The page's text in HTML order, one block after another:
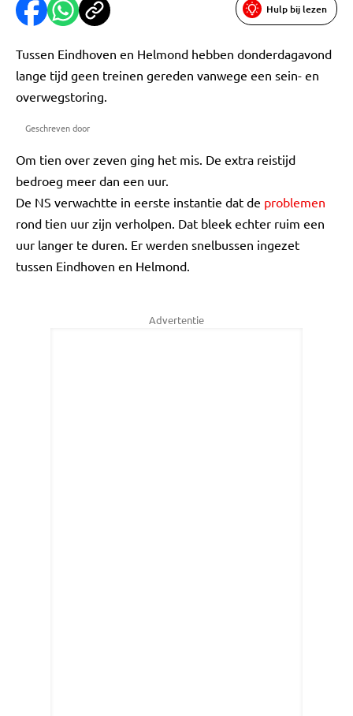
Hulp bij lezen
Tussen Eindhoven en Helmond hebben donderdagavond
lange tijd geen treinen gereden vanwege een sein- en
overwegstoring.
Geschreven door
Om tien over zeven ging het mis. De extra reistijd
bedroeg meer dan een uur.
De NS verwachtte in eerste instantie dat de problemen
rond tien uur zijn verholpen. Dat bleek echter ruim een
uur langer te duren. Er werden snelbussen ingezet
tussen Eindhoven en Helmond.
Advertentie